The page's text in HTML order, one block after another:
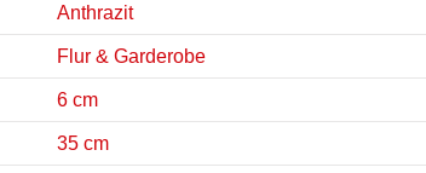
Anthrazit
Flur & Garderobe
6 cm
35 cm